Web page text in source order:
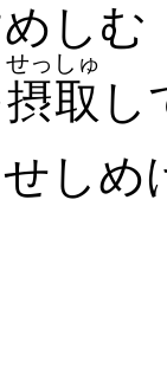
しむ
摂取
せっしゅ
し
せしめ​